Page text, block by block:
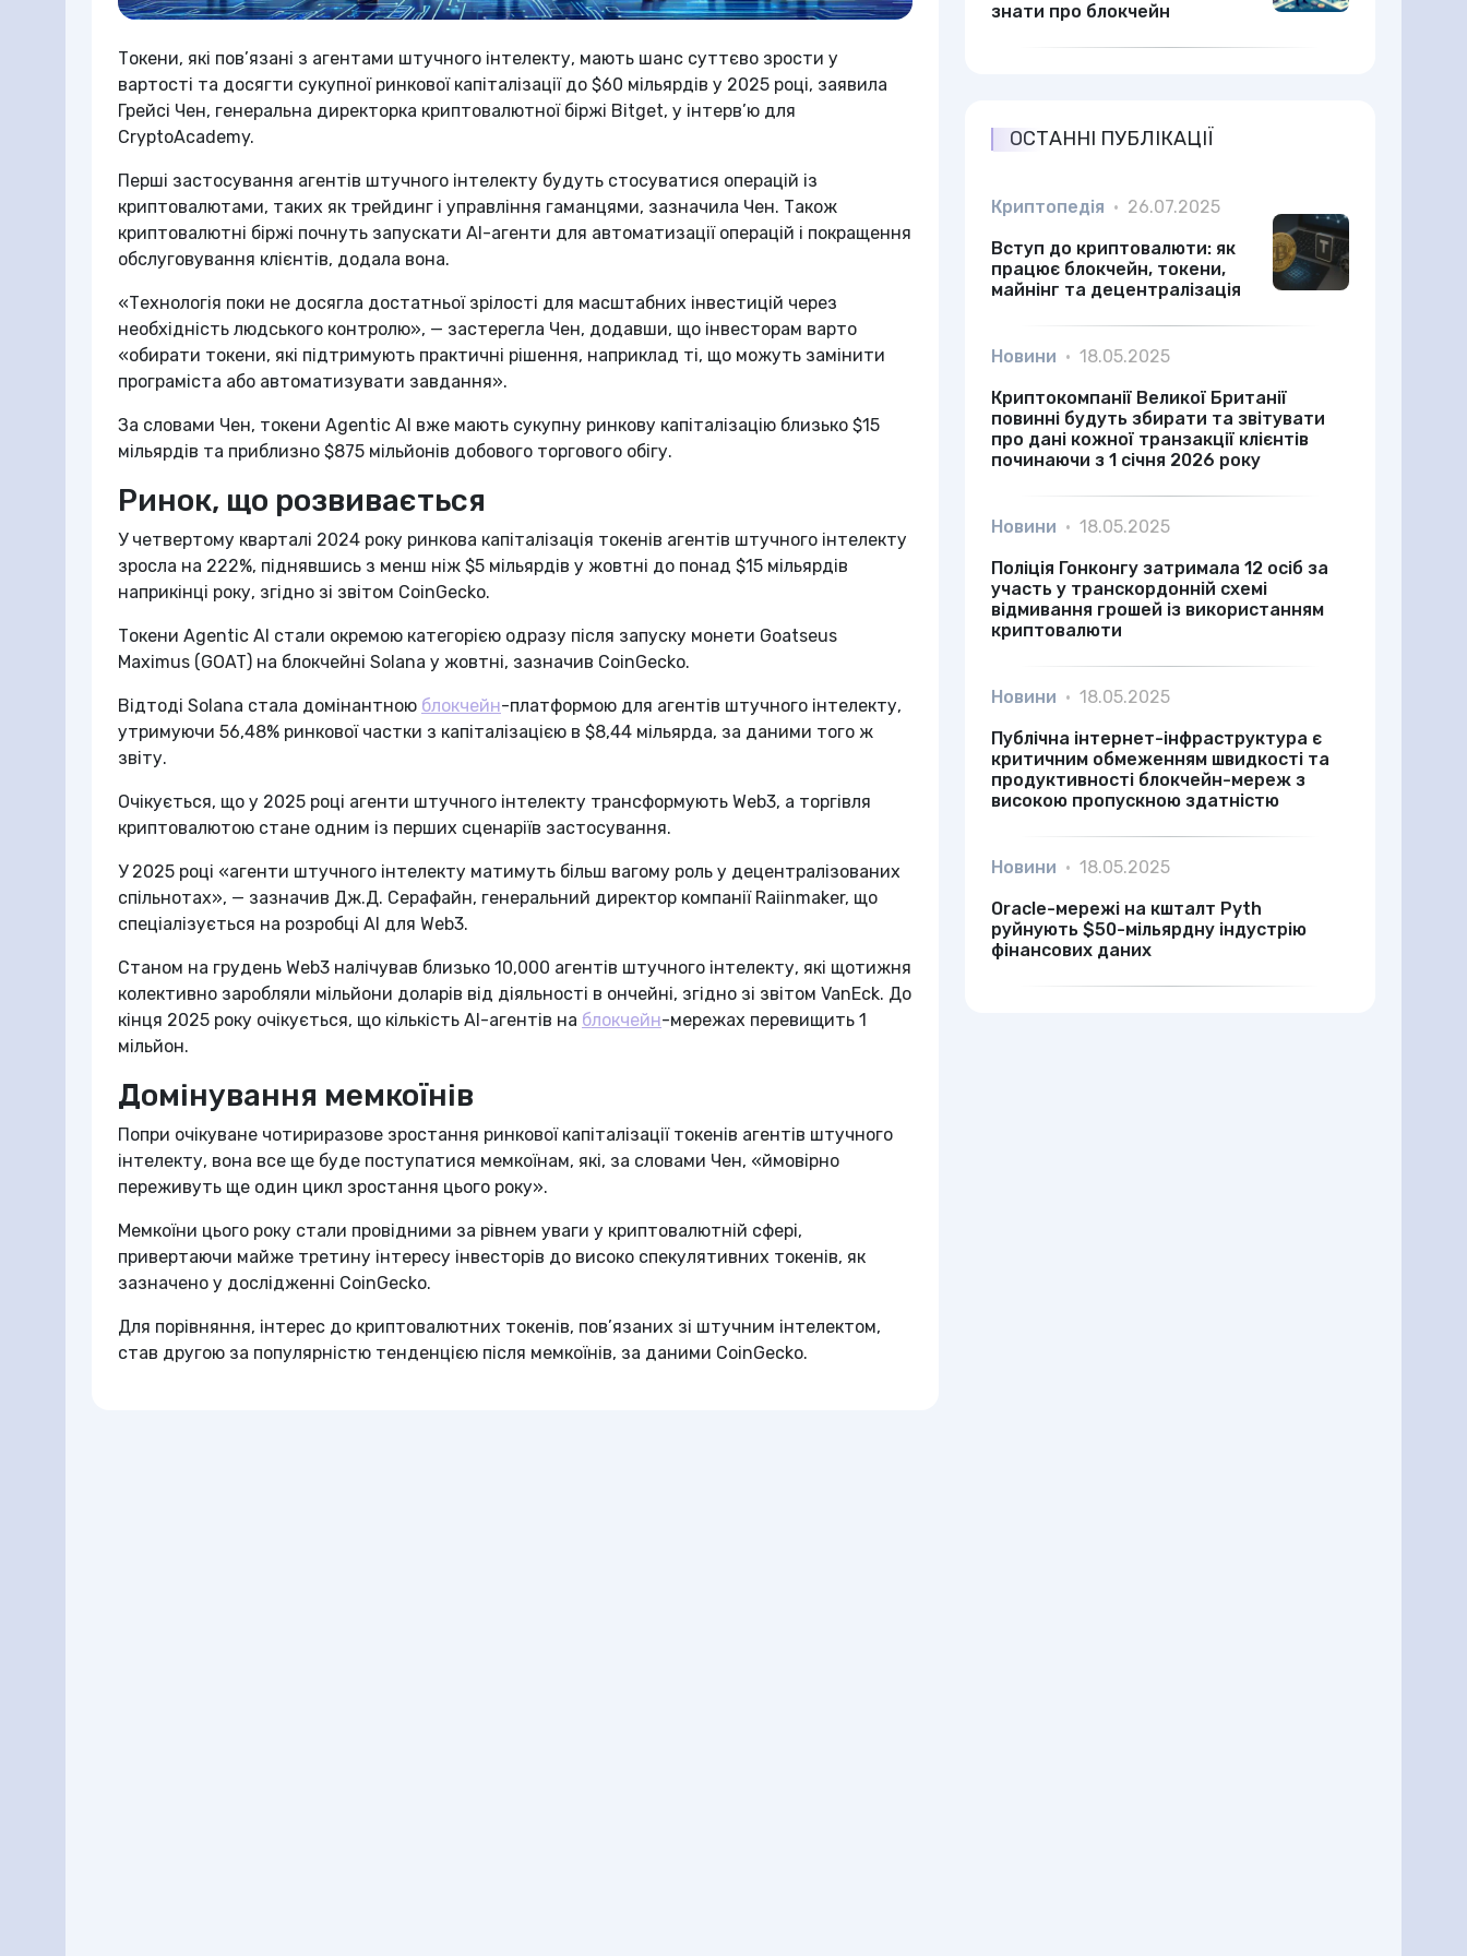
Токени, які пов’язані з агентами штучного інтелекту, мають шанс суттєво зрости у
вартості та досягти сукупної ринкової капіталізації до $60 мільярдів у 2025 році, заявила
Грейсі Чен, генеральна директорка криптовалютної біржі Bitget, у інтерв’ю для
CryptoAcademy.
Перші застосування агентів штучного інтелекту будуть стосуватися операцій із
криптовалютами, таких як трейдинг і управління гаманцями, зазначила Чен. Також
криптовалютні біржі почнуть запускати AI-агенти для автоматизації операцій і покращення
обслуговування клієнтів, додала вона.
«Технологія поки не досягла достатньої зрілості для масштабних інвестицій через
необхідність людського контролю», — застерегла Чен, додавши, що інвесторам варто
«обирати токени, які підтримують практичні рішення, наприклад ті, що можуть замінити
програміста або автоматизувати завдання».
За словами Чен, токени Agentic AI вже мають сукупну ринкову капіталізацію близько $15
мільярдів та приблизно $875 мільйонів добового торгового обігу.
Ринок, що розвивається
У четвертому кварталі 2024 року ринкова капіталізація токенів агентів штучного інтелекту
зросла на 222%, піднявшись з менш ніж $5 мільярдів у жовтні до понад $15 мільярдів
наприкінці року, згідно зі звітом CoinGecko.
Токени Agentic AI стали окремою категорією одразу після запуску монети Goatseus
Maximus (GOAT) на блокчейні Solana у жовтні, зазначив CoinGecko.
Відтоді Solana стала домінантною блокчейн-платформою для агентів штучного інтелекту,
утримуючи 56,48% ринкової частки з капіталізацією в $8,44 мільярда, за даними того ж
звіту.
Очікується, що у 2025 році агенти штучного інтелекту трансформують Web3, а торгівля
криптовалютою стане одним із перших сценаріїв застосування.
У 2025 році «агенти штучного інтелекту матимуть більш вагому роль у децентралізованих
спільнотах», — зазначив Дж.Д. Серафайн, генеральний директор компанії Raiinmaker, що
спеціалізується на розробці AI для Web3.
Станом на грудень Web3 налічував близько 10,000 агентів штучного інтелекту, які щотижня
колективно заробляли мільйони доларів від діяльності в ончейні, згідно зі звітом VanEck. До
кінця 2025 року очікується, що кількість AI-агентів на блокчейн-мережах перевищить 1
мільйон.
Домінування мемкоїнів
Попри очікуване чотириразове зростання ринкової капіталізації токенів агентів штучного
інтелекту, вона все ще буде поступатися мемкоїнам, які, за словами Чен, «ймовірно
переживуть ще один цикл зростання цього року».
Мемкоїни цього року стали провідними за рівнем уваги у криптовалютній сфері,
привертаючи майже третину інтересу інвесторів до високо спекулятивних токенів, як
зазначено у дослідженні CoinGecko.
Для порівняння, інтерес до криптовалютних токенів, пов’язаних зі штучним інтелектом,
став другою за популярністю тенденцією після мемкоїнів, за даними CoinGecko.
знати про блокчейн
ОСТАННІ ПУБЛІКАЦІЇ
Криптопедія • 26.07.2025
Вступ до криптовалюти: як
працює блокчейн, токени,
майнінг та децентралізація
Новини • 18.05.2025
Криптокомпанії Великої Британії
повинні будуть збирати та звітувати
про дані кожної транзакції клієнтів
починаючи з 1 січня 2026 року
Новини • 18.05.2025
Поліція Гонконгу затримала 12 осіб за
участь у транскордонній схемі
відмивання грошей із використанням
криптовалюти
Новини • 18.05.2025
Публічна інтернет-інфраструктура є
критичним обмеженням швидкості та
продуктивності блокчейн-мереж з
високою пропускною здатністю
Новини • 18.05.2025
Oracle-мережі на кшталт Pyth
руйнують $50-мільярдну індустрію
фінансових даних